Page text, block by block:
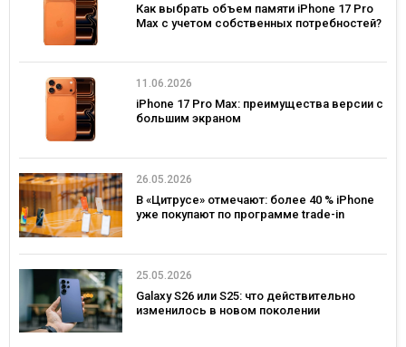
Как выбрать объем памяти iPhone 17 Pro
Max с учетом собственных потребностей?
11.06.2026
iPhone 17 Pro Max: преимущества версии с
большим экраном
26.05.2026
В «Цитрусе» отмечают: более 40 % iPhone
уже покупают по программе trade-in
25.05.2026
Galaxy S26 или S25: что действительно
изменилось в новом поколении